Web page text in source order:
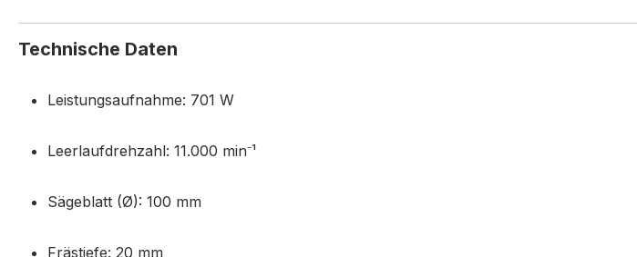
Technische Daten
Leistungsaufnahme: 701 W
Leerlaufdrehzahl: 11.000 min⁻¹
Sägeblatt (Ø): 100 mm
Frästiefe: 20 mm